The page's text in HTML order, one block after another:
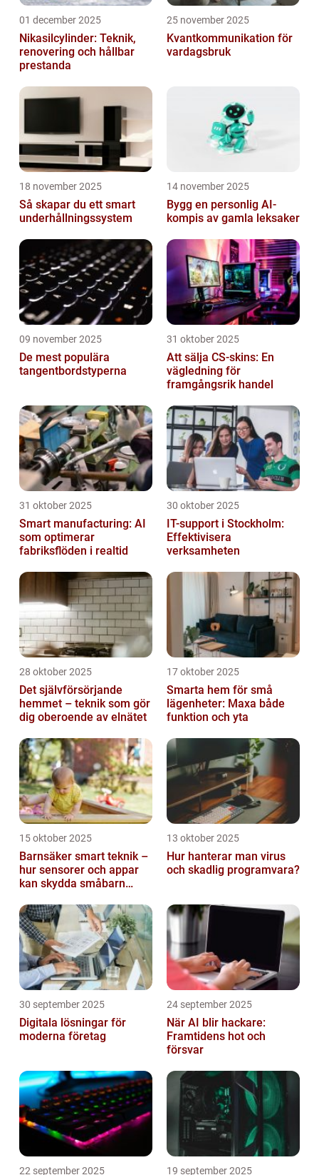
01 december 2025
Nikasilcylinder: Teknik,
renovering och hållbar
prestanda
25 november 2025
Kvantkommunikation för
vardagsbruk
18 november 2025
Så skapar du ett smart
underhållningssystem
14 november 2025
Bygg en personlig AI-
kompis av gamla leksaker
09 november 2025
De mest populära
tangentbordstyperna
31 oktober 2025
Att sälja CS-skins: En
vägledning för
framgångsrik handel
31 oktober 2025
Smart manufacturing: AI
som optimerar
fabriksflöden i realtid
30 oktober 2025
IT-support i Stockholm:
Effektivisera
verksamheten
28 oktober 2025
Det självförsörjande
hemmet – teknik som gör
dig oberoende av elnätet
17 oktober 2025
Smarta hem för små
lägenheter: Maxa både
funktion och yta
15 oktober 2025
Barnsäker smart teknik –
hur sensorer och appar
kan skydda småbarn
13 oktober 2025
Hur hanterar man virus
och skadlig programvara?
30 september 2025
Digitala lösningar för
moderna företag
24 september 2025
När AI blir hackare:
Framtidens hot och
försvar
22 september 2025 19 september 2025